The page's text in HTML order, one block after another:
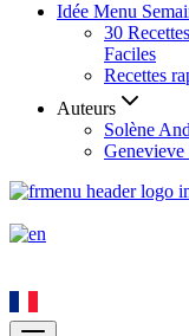
Idée Menu
30
Faciles
Recettes
Auteurs
Solène